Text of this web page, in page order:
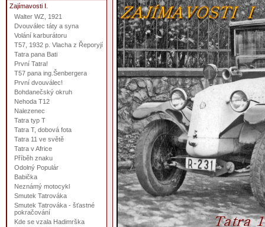
Zajímavosti I.
Walter WZ, 1921
Dvouválec táty a syna
Volání karburátoru
T57, 1932 p. Vlacha z Řeporyjí
Tatra pana Bati
První Tatra!
T57 pana ing.Šenbergera
První dvouválec!
Bohdanečský okruh
Nehoda T12
Nalezenec
Tatra typ T
Tatra T, dobová fota
Tatra 11 ve světě
Tatra v Africe
Příběh znaku
Odolný Populár
Babička
Neznámý motocykl
Smutek Tatrováka
Smutek Tatrováka - šťastné
pokračování
Kde se vzala Hadimrška